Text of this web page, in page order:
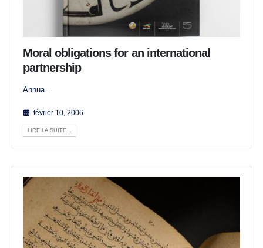
Moral obligations for an international
partnership
Annua...
février 10, 2006
LIRE LA SUITE...